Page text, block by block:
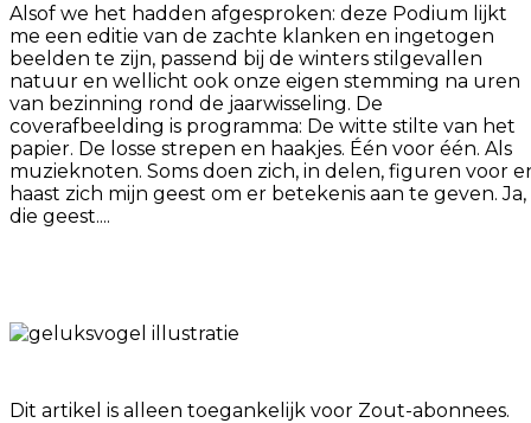
Alsof we het hadden afgesproken: deze Podium lijkt
me een editie van de zachte klanken en ingetogen
beelden te zijn, passend bij de winters stilgevallen
natuur en wellicht ook onze eigen stemming na uren
van bezinning rond de jaarwisseling. De
coverafbeelding is programma: De witte stilte van het
papier. De losse strepen en haakjes. Één voor één. Als
muzieknoten. Soms doen zich, in delen, figuren voor
haast zich mijn geest om er betekenis aan te geven. Ja,
die geest....
Dit artikel is alleen toegankelijk voor Zout-abonnees.